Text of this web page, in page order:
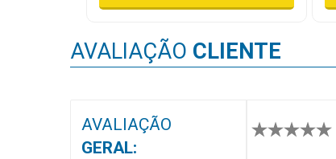
AVALIAÇÃO CLIENTE
AVALIAÇÃO
GERAL: